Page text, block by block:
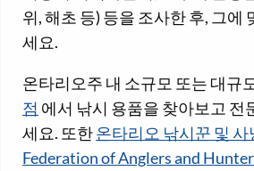
위, 해초 등) 등을 조사한 후, 그에
세요.
온타리오주 내 소규모 또는 대규
점 에서 낚시 용품을 찾아보고 전
세요. 또한온타리오 낚시꾼 및
Federation of Anglers and